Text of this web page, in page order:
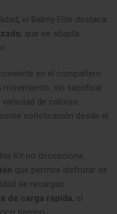
, el Balmy Elite destaca
, que se adapta
en el compañero
movimiento, sin sacrificar
de colores
sofisticación desde el
Kit no decepciona.
que permite disfrutar de
de recargas
de carga rápida, el